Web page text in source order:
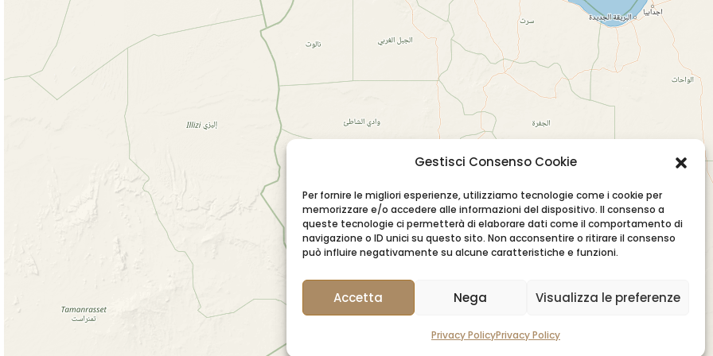
Gestisci Consenso Cookie
Per fornire le migliori esperienze, utilizziamo tecnologie come i cookie per
memorizzare e/o accedere alle informazioni del dispositivo. Il consenso a
queste tecnologie ci permetterà di elaborare dati come il comportamento di
navigazione o ID unici su questo sito. Non acconsentire o ritirare il consenso
può influire negativamente su alcune caratteristiche e funzioni.
Accetta Nega Visualizza le preferenze
Privacy PolicyPrivacy Policy